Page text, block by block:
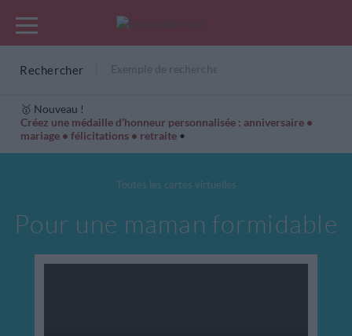
Rechercher
🥇 Nouveau !
Créez une médaille d’honneur personnalisée : anniversaire •
mariage • félicitations • retraite •
Cartes Hiver Cadeaux années de naissance
Toutes les cartes virtuelles
Pour une maman formidable